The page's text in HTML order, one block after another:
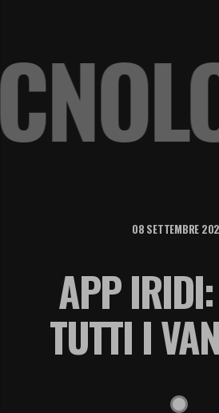
08 SETTEMBRE
APP IRIDI:
TUTTI I